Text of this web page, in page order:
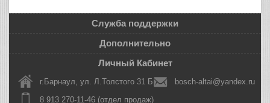
Служба поддержки
Дополнительно
Личный Кабинет
г.Барнаул, ул. Л.Толстого 31 Б
bosch-altai@yandex.ru
8 913 270-11-46 (отдел продаж)